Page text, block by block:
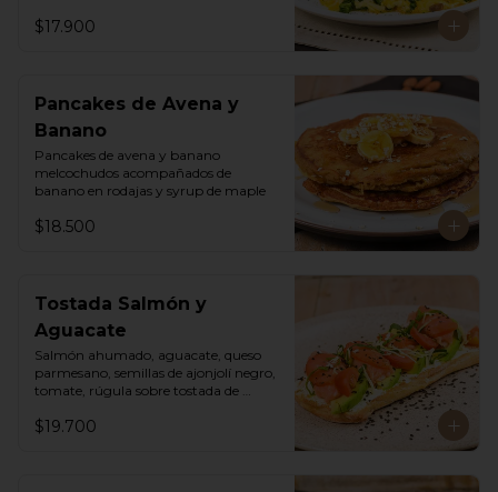
$17.900
Pancakes de Avena y
Banano
Pancakes de avena y banano
melcochudos acompañados de
banano en rodajas y syrup de maple
$18.500
Tostada Salmón y
Aguacate
Salmón ahumado, aguacate, queso
parmesano, semillas de ajonjolí negro,
tomate, rúgula sobre tostada de
$19.700